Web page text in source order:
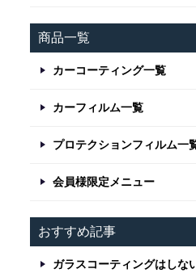
商品一覧
カーコーティング一覧
カーフィルム一覧
プロテクションフィルム一
会員様限定メニュー
おすすめ記事
ガラスコーティングはしな